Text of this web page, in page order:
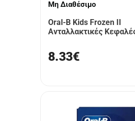
Μη Διαθέσιμο
Oral-B Kids Frozen II
Ανταλλακτικές
8.33€